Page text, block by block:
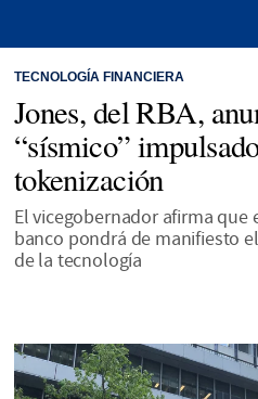
TECNOLOGÍA FINANCIERA
Jones, del RBA,
“sísmico”
tokenización
El vicegobernador afirma que
banco pondrá de manifiesto
de la tecnología